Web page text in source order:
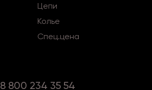
Цепи
Колье
Спец.цена
8 800 234 35 54